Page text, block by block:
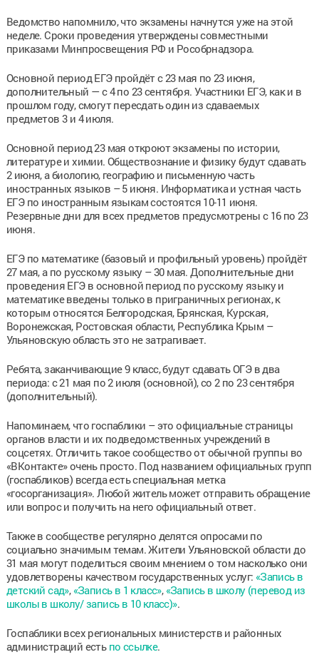
Ведомство напомнило, что экзамены начнутся уже на этой
неделе. Сроки проведения утверждены совместными
приказами Минпросвещения РФ и Рособрнадзора.
Основной период ЕГЭ пройдёт с 23 мая по 23 июня,
дополнительный — с 4 по 23 сентября. Участники ЕГЭ, как и в
прошлом году, смогут пересдать один из сдаваемых
предметов 3 и 4 июля.
Основной период 23 мая откроют экзамены по истории,
литературе и химии. Обществознание и физику будут сдавать
2 июня, а биологию, географию и письменную часть
иностранных языков – 5 июня. Информатика и устная часть
ЕГЭ по иностранным языкам состоятся 10-11 июня.
Резервные дни для всех предметов предусмотрены с 16 по 23
июня.
ЕГЭ по математике (базовый и профильный уровень) пройдёт
27 мая, а по русскому языку – 30 мая. Дополнительные дни
проведения ЕГЭ в основной период по русскому языку и
математике введены только в приграничных регионах, к
которым относятся Белгородская, Брянская, Курская,
Воронежская, Ростовская области, Республика Крым –
Ульяновскую область это не затрагивает.
Ребята, заканчивающие 9 класс, будут сдавать ОГЭ в два
периода: с 21 мая по 2 июля (основной), со 2 по 23 сентября
(дополнительный).
Напоминаем, что госпаблики – это официальные страницы
органов власти и их подведомственных учреждений в
соцсетях. Отличить такое сообщество от обычной группы во
«ВКонтакте» очень просто. Под названием официальных групп
(госпабликов) всегда есть специальная метка
«госорганизация». Любой житель может отправить обращение
или вопрос и получить на него официальный ответ.
Также в сообществе регулярно делятся опросами по
социально значимым темам. Жители Ульяновской области до
31 мая могут поделиться своим мнением о том насколько они
удовлетворены качеством государственных услуг: «Запись в
детский сад», «Запись в 1 класс», «Запись в школу (перевод из
школы в школу/ запись в 10 класс)».
Госпаблики всех региональных министерств и районных
администраций есть по ссылке.